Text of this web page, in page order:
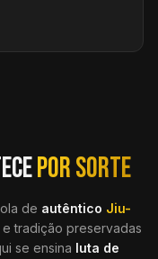
POR SORTE
de autêntico Jiu-
tradição preservadas
se ensina luta de